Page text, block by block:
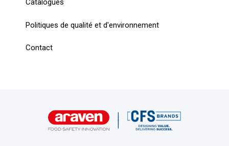
Catalogues
Politiques de qualité et d'environnement
Contact